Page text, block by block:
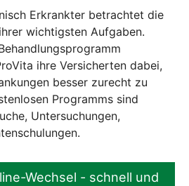
Erkrankter betrachtet die
wichtigsten Aufgaben.
ihre Versicherten dabei,
besser zurecht zu
Programms sind
Untersuchungen,
Wechsel - schnell und